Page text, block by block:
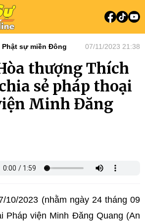
Phật sự miền Đông 07/11/2023 21:38
thượng Thích
sẻ pháp thoại
Minh Đăng
10/2023 (nhằm ngày 24 tháng 09
Pháp viện Minh Đăng Quang (An